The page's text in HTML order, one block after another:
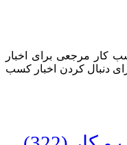
کار مرجعی برای اخبار
دنبال کردن اخبار کسب